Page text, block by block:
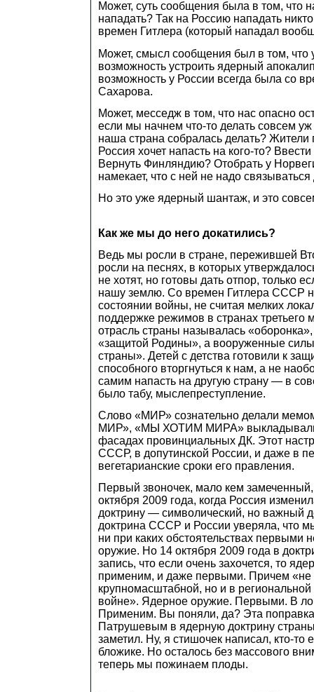
Может, суть сообщения была в том, что
нападать? Так на Россию нападать
времен Гитлера (который нападал
Может, смысл сообщения был в том, что
возможность устроить ядерный
возможность у России всегда была со
Сахарова.
Может, месседж в том, что нас опасно
если мы начнем что-то делать совсем
наша страна собралась делать? Жители
Россия хочет напасть на кого-то?
Вернуть Финляндию? Отобрать у
намекает, что с ней не надо
Но это уже ядерный шантаж, и это
Как же мы до него докатились?
Ведь мы росли в стране, пережившей
росли на песнях, в которых
не хотят, но готовы дать отпор, только
нашу землю. Со времен Гитлера СССР
состоянии войны, не считая мелких
поддержке режимов в странах третьего
отрасль страны называлась
«защитой Родины», а вооруженные
страны». Детей с детства готовили к
способного вторгнуться к нам, а не
самим напасть на другую страну — в
было табу, мыслепреступление.
Слово «МИР» сознательно делали
МИР», «МЫ ХОТИМ МИРА» выкладывали
фасадах провинциальных ДК. Этот
СССР, в допутинской России, и даже в
вегетарианские сроки его правления.
Первый звоночек, мало кем
октября 2009 года, когда Россия
доктрину — символический, но важный
доктрина СССР и России уверяла, что
ни при каких обстоятельствах первыми
оружие. Но 14 октября 2009 года в
запись, что если очень захочется, то
применим, и даже первыми. Причем «не
крупномасштабной, но и в
войне». Ядерное оружие. Первыми. В
Применим. Вы поняли, да? Эта
Патрушевым в ядерную доктрину
заметил. Ну, я стишочек написал, кто-то
бложике. Но осталось без массового
теперь мы пожинаем плоды.